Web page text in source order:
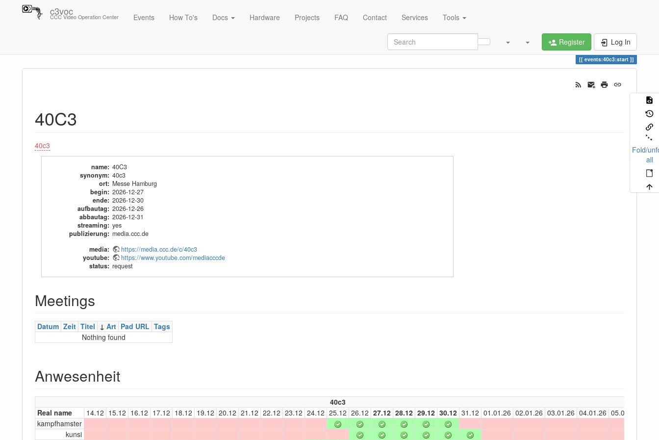
c3voc
CCC Video Operation Center Events How To's Docs Hardware Projects FAQ Contact Services Tools
Register Log In
events:40c3:start
Fold/
all
40C3
40c3
name: 40C3
synonym: 40c3
ort: Messe Hamburg
begin: 2026-12-27
ende: 2026-12-30
aufbautag: 2026-12-26
abbautag: 2026-12-31
streaming: yes
publizierung: media.ccc.de
media:
https://media.ccc.de/c/40c3
youtube:
https://www.youtube.com/mediacccde
status: request
Meetings
Datum Zeit Titel ↓ Art Pad URL Tags
Nothing found
Anwesenheit
40c3
Real name
14.12 15.12 16.12 17.12 18.12 19.12 20.12 21.12 22.12 23.12 24.12 25.12 26.12 27.12 28.12 29.12 30.12 31.12 01.01.26 02.01.26 03.01.26 04.01.26 05.01.26
kampfhamster
kunsi